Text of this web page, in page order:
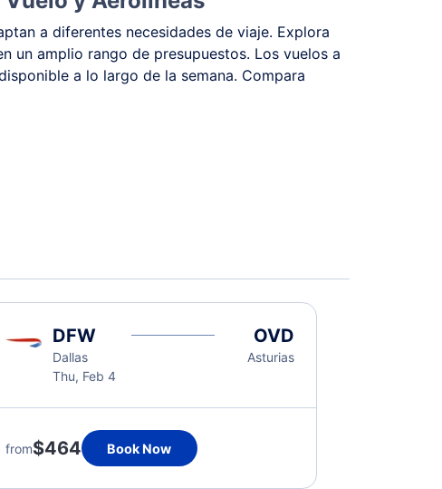
a diferentes necesidades de viaje. Explora
un amplio rango de presupuestos. Los vuelos a
a lo largo de la semana. Compara
DFW
Dallas
Thu, Feb 4
OVD
Asturias
from$464 Book Now